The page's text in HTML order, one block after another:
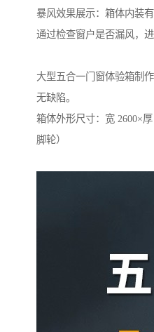
暴风效果展示：箱体内装
通过检查窗户是否漏风，
大型五合一门窗体验箱制
无缺陷。
箱体外形尺寸：宽 2600×
脚轮）